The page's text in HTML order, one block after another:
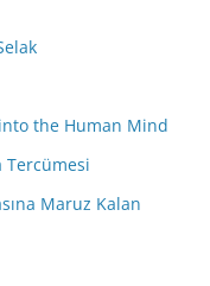
the Human Mind
Tercümesi
Maruz Kalan